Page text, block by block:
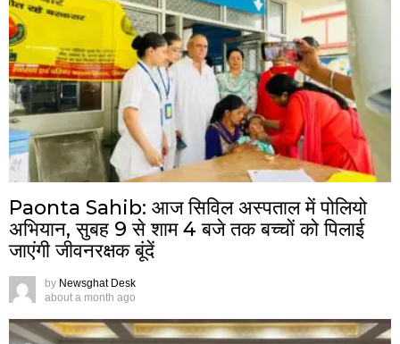
Paonta Sahib: आज सिविल अस्पताल में पोलियो
अभियान, सुबह 9 से शाम 4 बजे तक बच्चों को पिलाई
जाएंगी जीवनरक्षक बूंदें
by Newsghat Desk
about a month ago